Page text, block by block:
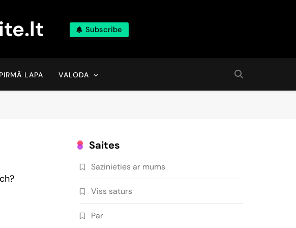
Subscribe
PIRMĀ LAPA VALODA
Saites
Sazinieties ar mums
Viss saturs
Par